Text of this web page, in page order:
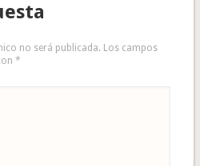
no será publicada. Los campos
*